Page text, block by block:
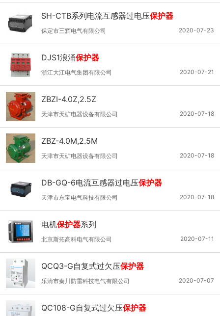
SH-CTB系列电流互感器过电压保护器
2020-07-23
保定市三辉电气有限公司
DJS1浪涌保护器
2020-07-21
浙江大江电气集团有限公司
ZBZⅠ-4.0Z,2.5Z
2020-07-18
天津市天矿电器设备有限公司
ZBZ-4.0M,2.5M
2020-07-18
天津市天矿电器设备有限公司
DB-GQ-6电流互感器过电压保护器
2020-07-18
天津市东宝电气科技有限公司
电机保护器系列
2020-07-11
北京斯拓高科电气有限公司
QCQ3-G自复式过欠压保护器
2020-07-07
乐清市秦川防雷科技电气有限公司
QC108-G自复式过欠压保护器